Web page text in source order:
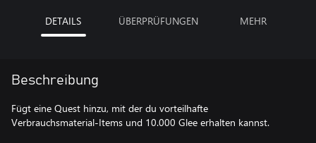
DETAILS ÜBERPRÜFUNGEN MEHR
Beschreibung
Fügt eine Quest hinzu, mit der du vorteilhafte
Verbrauchsmaterial-Items und 10.000 Glee erhalten kannst.